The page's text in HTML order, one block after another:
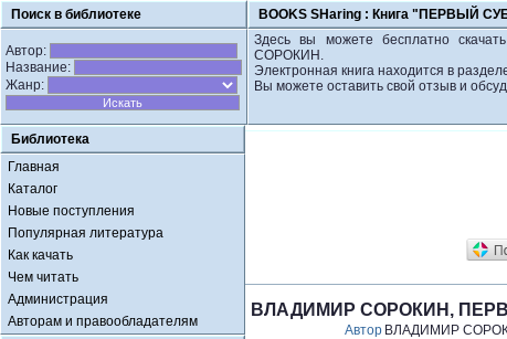
Поиск в библиотеке BOOKS SHaring : Книга "ПЕРВЫЙ
Автор:
Название:
Жанр:
Здесь вы можете бесплатно
СОРОКИН.
Электронная книга находится в
Вы можете оставить свой отзыв и
Библиотека
Главная
Каталог
Новые поступления
Популярная литература
Как качать
Чем читать
Администрация
Авторам и правообладателям
ВЛАДИМИР СОРОКИН,
Автор ВЛАДИМИР